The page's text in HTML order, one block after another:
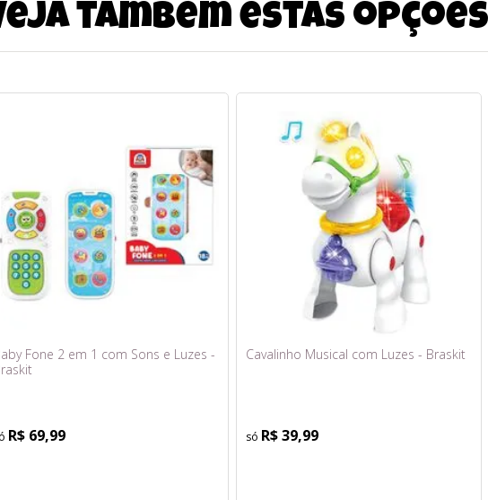
também estas opções
Fone 2 em 1 com Sons e Luzes -
R$ 69,99
Cavalinho Musical com Luzes - Braskit
R$ 39,99